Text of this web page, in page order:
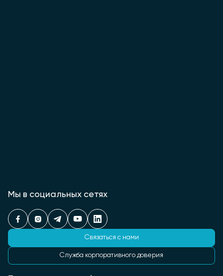
Мы в социальных сетях
Связаться с нами
Служба корпоративного доверия